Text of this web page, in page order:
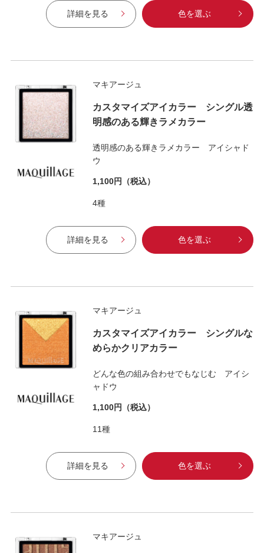
詳細を見る 色を選ぶ
マキアージュ
カスタマイズアイカラー シングル透
明感のある輝きラメカラー
透明感のある輝きラメカラー アイシャド
ウ
1,100円 （税込）
4種
詳細を見る 色を選ぶ
マキアージュ
カスタマイズアイカラー シングルな
めらかクリアカラー
どんな色の組み合わせでもなじむ アイシ
ャドウ
1,100円 （税込）
11種
詳細を見る 色を選ぶ
マキアージュ